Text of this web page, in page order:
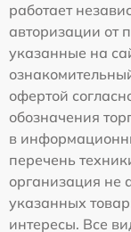
работает
авторизации от
указанные на
офертой
обозначения
в
перечень
организация не
указанных
интересы. Все